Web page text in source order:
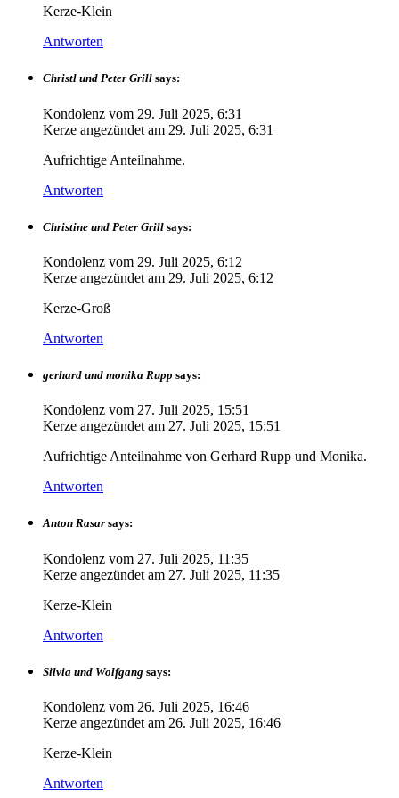
Kerze-Klein
Antworten
Christl und Peter Grill says:
Kondolenz vom 29. Juli 2025, 6:31
Kerze angezündet am 29. Juli 2025, 6:31
Aufrichtige Anteilnahme.
Antworten
Christine und Peter Grill says:
Kondolenz vom 29. Juli 2025, 6:12
Kerze angezündet am 29. Juli 2025, 6:12
Kerze-Groß
Antworten
gerhard und monika Rupp says:
Kondolenz vom 27. Juli 2025, 15:51
Kerze angezündet am 27. Juli 2025, 15:51
Aufrichtige Anteilnahme von Gerhard Rupp und Monika.
Antworten
Anton Rasar says:
Kondolenz vom 27. Juli 2025, 11:35
Kerze angezündet am 27. Juli 2025, 11:35
Kerze-Klein
Antworten
Silvia und Wolfgang says:
Kondolenz vom 26. Juli 2025, 16:46
Kerze angezündet am 26. Juli 2025, 16:46
Kerze-Klein
Antworten